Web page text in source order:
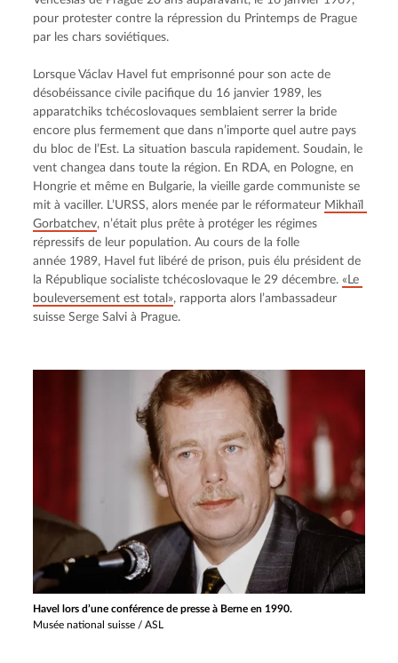
pour protester contre la répression du Printemps de Prague
par les chars soviétiques.
Lorsque Václav Havel fut emprisonné pour son acte de
désobéissance civile pacifique du 16 janvier 1989, les
apparatchiks tchécoslovaques semblaient serrer la bride
encore plus fermement que dans n’importe quel autre pays
du bloc de l’Est. La situation bascula rapidement. Soudain, le
vent changea dans toute la région. En RDA, en Pologne, en
Hongrie et même en Bulgarie, la vieille garde communiste se
mit à vaciller. L’URSS, alors menée par le réformateur Mikhaïl
Gorbatchev, n’était plus prête à protéger les régimes
répressifs de leur population. Au cours de la folle
année 1989, Havel fut libéré de prison, puis élu président de
la République socialiste tchécoslovaque le 29 décembre. «Le
bouleversement est total», rapporta alors l’ambassadeur
suisse Serge Salvi à Prague.
Havel lors d’une conférence de presse à Berne en 1990.
Musée national suisse / ASL